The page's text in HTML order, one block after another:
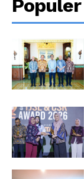
Populer